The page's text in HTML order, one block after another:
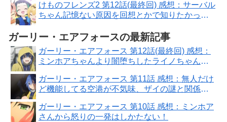
けものフレンズ2 第12話(最終回) 感想：サーバル
ちゃん記憶ない原因を回想とかで知りたかっ
ガーリー・エアフォースの最新記事
ガーリー・エアフォース 第12話(最終回) 感想：
ミンホアちゃんより闇堕ちしたライノちゃんが
ガーリー・エアフォース 第11話 感想：無人だけ
ど機能してる空港が不気味、ザイの謎と関係が
ガーリー・エアフォース 第10話 感想：ミンホア
さんから怒りの一発はしかたない！